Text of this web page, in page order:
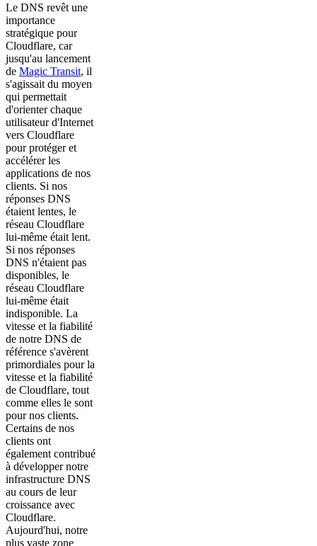
Le DNS revêt une
importance
stratégique pour
Cloudflare, car
jusqu'au lancement
de Magic Transit, il
s'agissait du moyen
qui permettait
d'orienter chaque
utilisateur d'Internet
vers Cloudflare
pour protéger et
accélérer les
applications de nos
clients. Si nos
réponses DNS
étaient lentes, le
réseau Cloudflare
lui-même était lent.
Si nos réponses
DNS n'étaient pas
disponibles, le
réseau Cloudflare
lui-même était
indisponible. La
vitesse et la fiabilité
de notre DNS de
référence s'avèrent
primordiales pour la
vitesse et la fiabilité
de Cloudflare, tout
comme elles le sont
pour nos clients.
Certains de nos
clients ont
également contribué
à développer notre
infrastructure DNS
au cours de leur
croissance avec
Cloudflare.
Aujourd'hui, notre
plus vaste zone